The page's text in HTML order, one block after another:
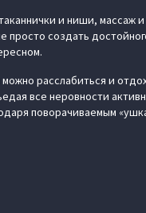
и ниши, массаж
создать
расслабиться и
все неровности
поворачиваемым